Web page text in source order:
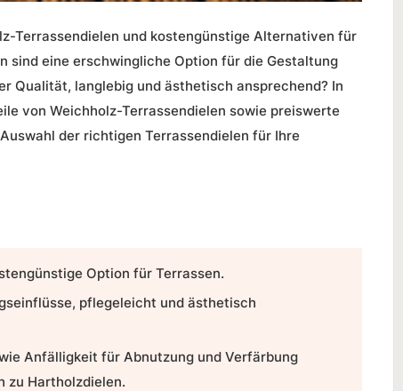
Terrassendielen und kostengünstige Alternativen für
sind eine erschwingliche Option für die Gestaltung
Qualität, langlebig und ästhetisch ansprechend? In
von Weichholz-Terrassendielen sowie preiswerte
der richtigen Terrassendielen für Ihre
Option für Terrassen.
pflegeleicht und ästhetisch
Anfälligkeit für Abnutzung und Verfärbung
zu Hartholzdielen.